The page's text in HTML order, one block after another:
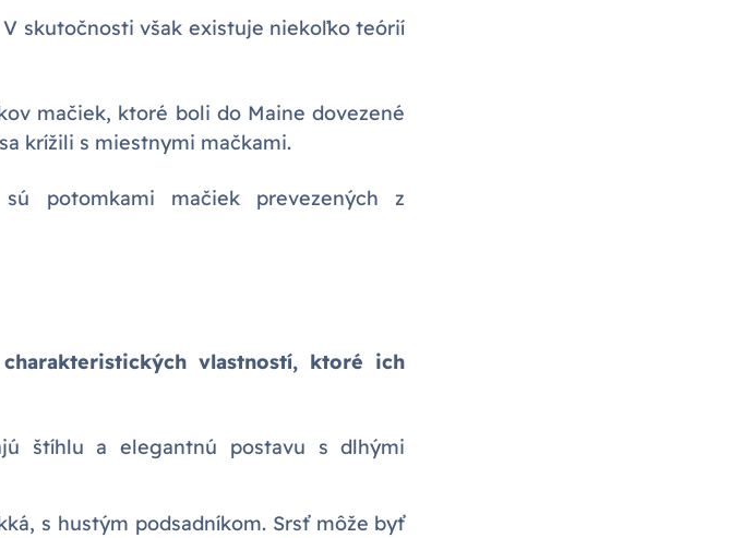
skutočnosti však existuje niekoľko teórií
mačiek, ktoré boli do Maine dovezené
krížili s miestnymi mačkami.
potomkami mačiek prevezených z
vlastností, ktoré ich
štíhlu a elegantnú postavu s dlhými
s hustým podsadníkom. Srsť môže byť